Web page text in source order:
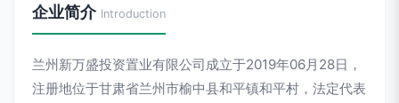
企业简介 Introduction
兰州新万盛投资置业有限公司成立于2019年06月28日，
注册地位于甘肃省兰州市榆中县和平镇和平村，法定代表